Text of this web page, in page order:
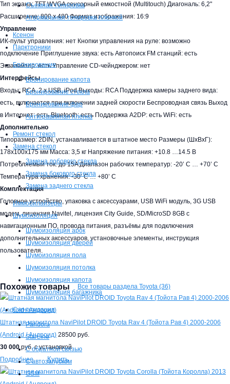
Тип экрана: TFT WVGA сенсорный емкостной (Multitouch) Диагональ: 6,2"
Расширение: 800 х 480 Формат изображения: 16:9
Управление
ИК-пульт управления: нет Кнопки управления на руле: возможно
подключение Приглушение звука: есть Автопоиск FM станций: есть
Эквалайзер: есть Управление CD-чейнджером: нет
Интерфейсы
Входы: RCA, 2 x USB, iPod Выходы: RCA Поддержка камеры заднего вида:
есть, включается при включении задней скорости Беспроводная связь Выход
в Интернет: есть Bluetooth: есть Поддержка A2DP: есть WiFi: есть
Дополнительно
Типоразмер: 2DIN, устанавливается в штатное место Размеры (ШхВхГ):
178x100x175 мм Масса: 3,5 кг Напряжение питания: +10.8 …14.5 В
Потребляемый ток: до 15A Диапазон рабочих температур: -20’ C … +70’ C
Температура хранения: -30’ C … +80’ C
Комплектация
Головное устройство, упаковка с аксессуарами, USB WiFi модуль, 3G USB
модем, лицензия Navitel, лицензия City Guide, SD/MicroSD 8GB с
навигационным ПО, провода питания, разъёмы для подключения
дополнительных аксессуаров, установочные элементы, инструкция
пользователя.
Похожие товары Все товары раздела Toyota (36)
Штатная магнитола NaviPilot DROID Toyota Rav 4 (Тойота Рав 4) 2000-2006
(Android / Андроид) 28500 руб.
30 000руб. с установкой
Подробнее
Купить
Съемная тонировка
Атермальная тонировка пленкой
Ксенон
Парктроники
Бронирование
Бронирование капота
Бронирование стекла
Бронирование фар
Антигравийная пленка
Ремонт стекол
Замена стекол
Замена лобового стекла
Замена бокового стекла
Замена заднего стекла
Иммобилайзеры
Шумоизоляция
Шумоизоляция арок
Шумоизоляция дверей
Шумоизоляция пола
Шумоизоляция потолка
Шумоизоляция капота
Шумоизоляция багажника
Сигнализация
Pandora
StarLine
С обратной связью
С автозапуском
GSM